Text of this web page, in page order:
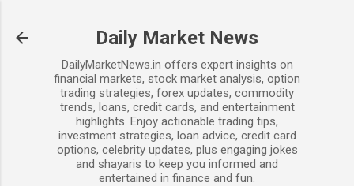
Daily Market News
DailyMarketNews.in offers expert insights on
financial markets, stock market analysis, option
trading strategies, forex updates, commodity
trends, loans, credit cards, and entertainment
highlights. Enjoy actionable trading tips,
investment strategies, loan advice, credit card
options, celebrity updates, plus engaging jokes
and shayaris to keep you informed and
entertained in finance and fun.